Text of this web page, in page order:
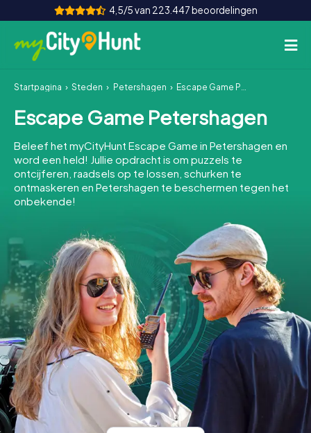
4,5/5 van 223.447 beoordelingen
Hoe het werkt
Steden
Tours
Teamevenement
INT AT CH
DE
ES
FR UK
IE
IT
NL
Boek tickets
Koop cadeaubonnen
Startpagina Steden Petershagen Escape Game Petershagen
Escape Game Petershagen
Beleef het myCityHunt Escape Game in Petershagen en
word een held! Jullie opdracht is om puzzels te
ontcijferen, raadsels op te lossen, schurken te
ontmaskeren en Petershagen te beschermen tegen het
onbekende!